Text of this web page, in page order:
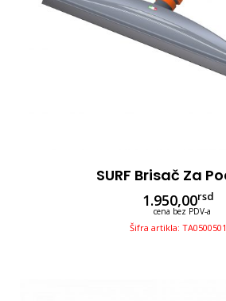
SURF Brisač Za
1.950,00rsd
cena bez PDV-a
Šifra artikla: TA0500501